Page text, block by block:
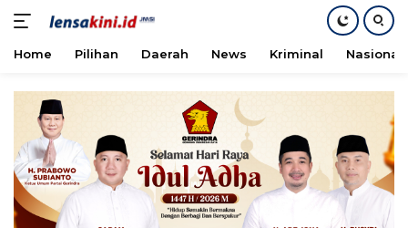
konten
Home Pilihan Daerah News Kriminal Nasional